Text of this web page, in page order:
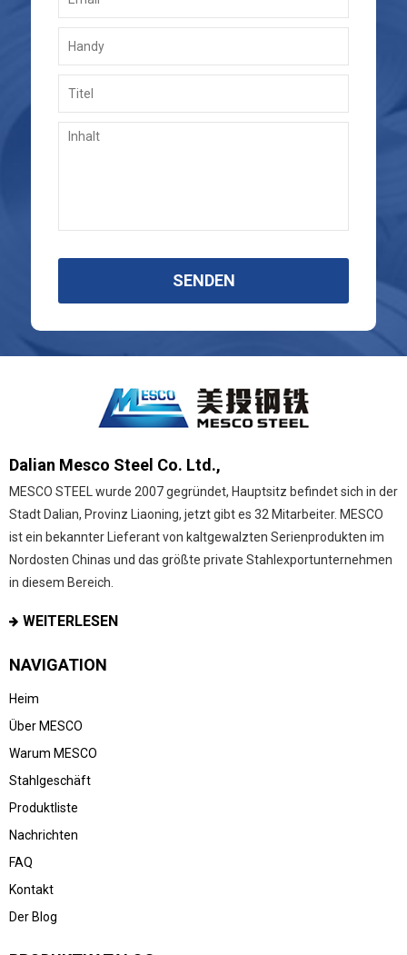
SENDEN
Dalian Mesco Steel Co. Ltd.,
MESCO STEEL wurde 2007 gegründet, Hauptsitz befindet sich in der
Stadt Dalian, Provinz Liaoning, jetzt gibt es 32 Mitarbeiter. MESCO
ist ein bekannter Lieferant von kaltgewalzten Serienprodukten im
Nordosten Chinas und das größte private Stahlexportunternehmen
in diesem Bereich.
WEITERLESEN
NAVIGATION
Heim
Über MESCO
Warum MESCO
Stahlgeschäft
Produktliste
Nachrichten
FAQ
Kontakt
Der Blog